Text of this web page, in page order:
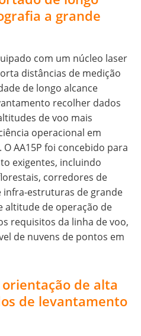
a grande
com um núcleo laser
distâncias de medição
de longo alcance
recolher dados
de voo mais
operacional em
AA15P foi concebido para
exigentes, incluindo
corredores de
estruturas de grande
altitude de operação de
requisitos da linha de voo,
de nuvens de pontos em
de alta
de levantamento